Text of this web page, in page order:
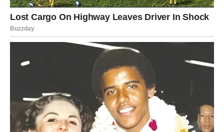
površinu.
Stavite tortu u hladnjak na
Kada je kolač ohlađen, uklonite kalup i pažljivo prelijte
preko vrha torte. Lagano ga rasporedite
špatulom da stvori glatki sloj.
Pospite tortukrokantimaili krekerskim posipom za